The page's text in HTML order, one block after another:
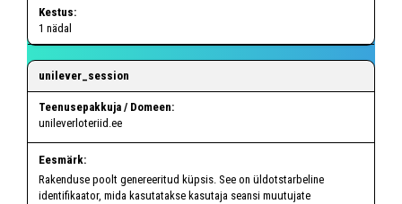
1 nädal
unilever_session
unileverloteriid.ee
Rakenduse poolt genereeritud küpsis. See on üldotstarbeline
identifikaator, mida kasutatakse kasutaja seansi muutujate